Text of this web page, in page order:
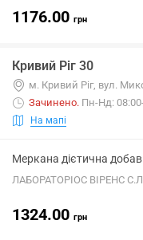
1176.00 грн
Кривий Ріг 30
м. Кривий Ріг, вул.
Зачинено. Пн-Нд:
На мапі
Меркана дієтична
ЛАБОРАТОРІОС ВІРЕНС
1324.00 грн